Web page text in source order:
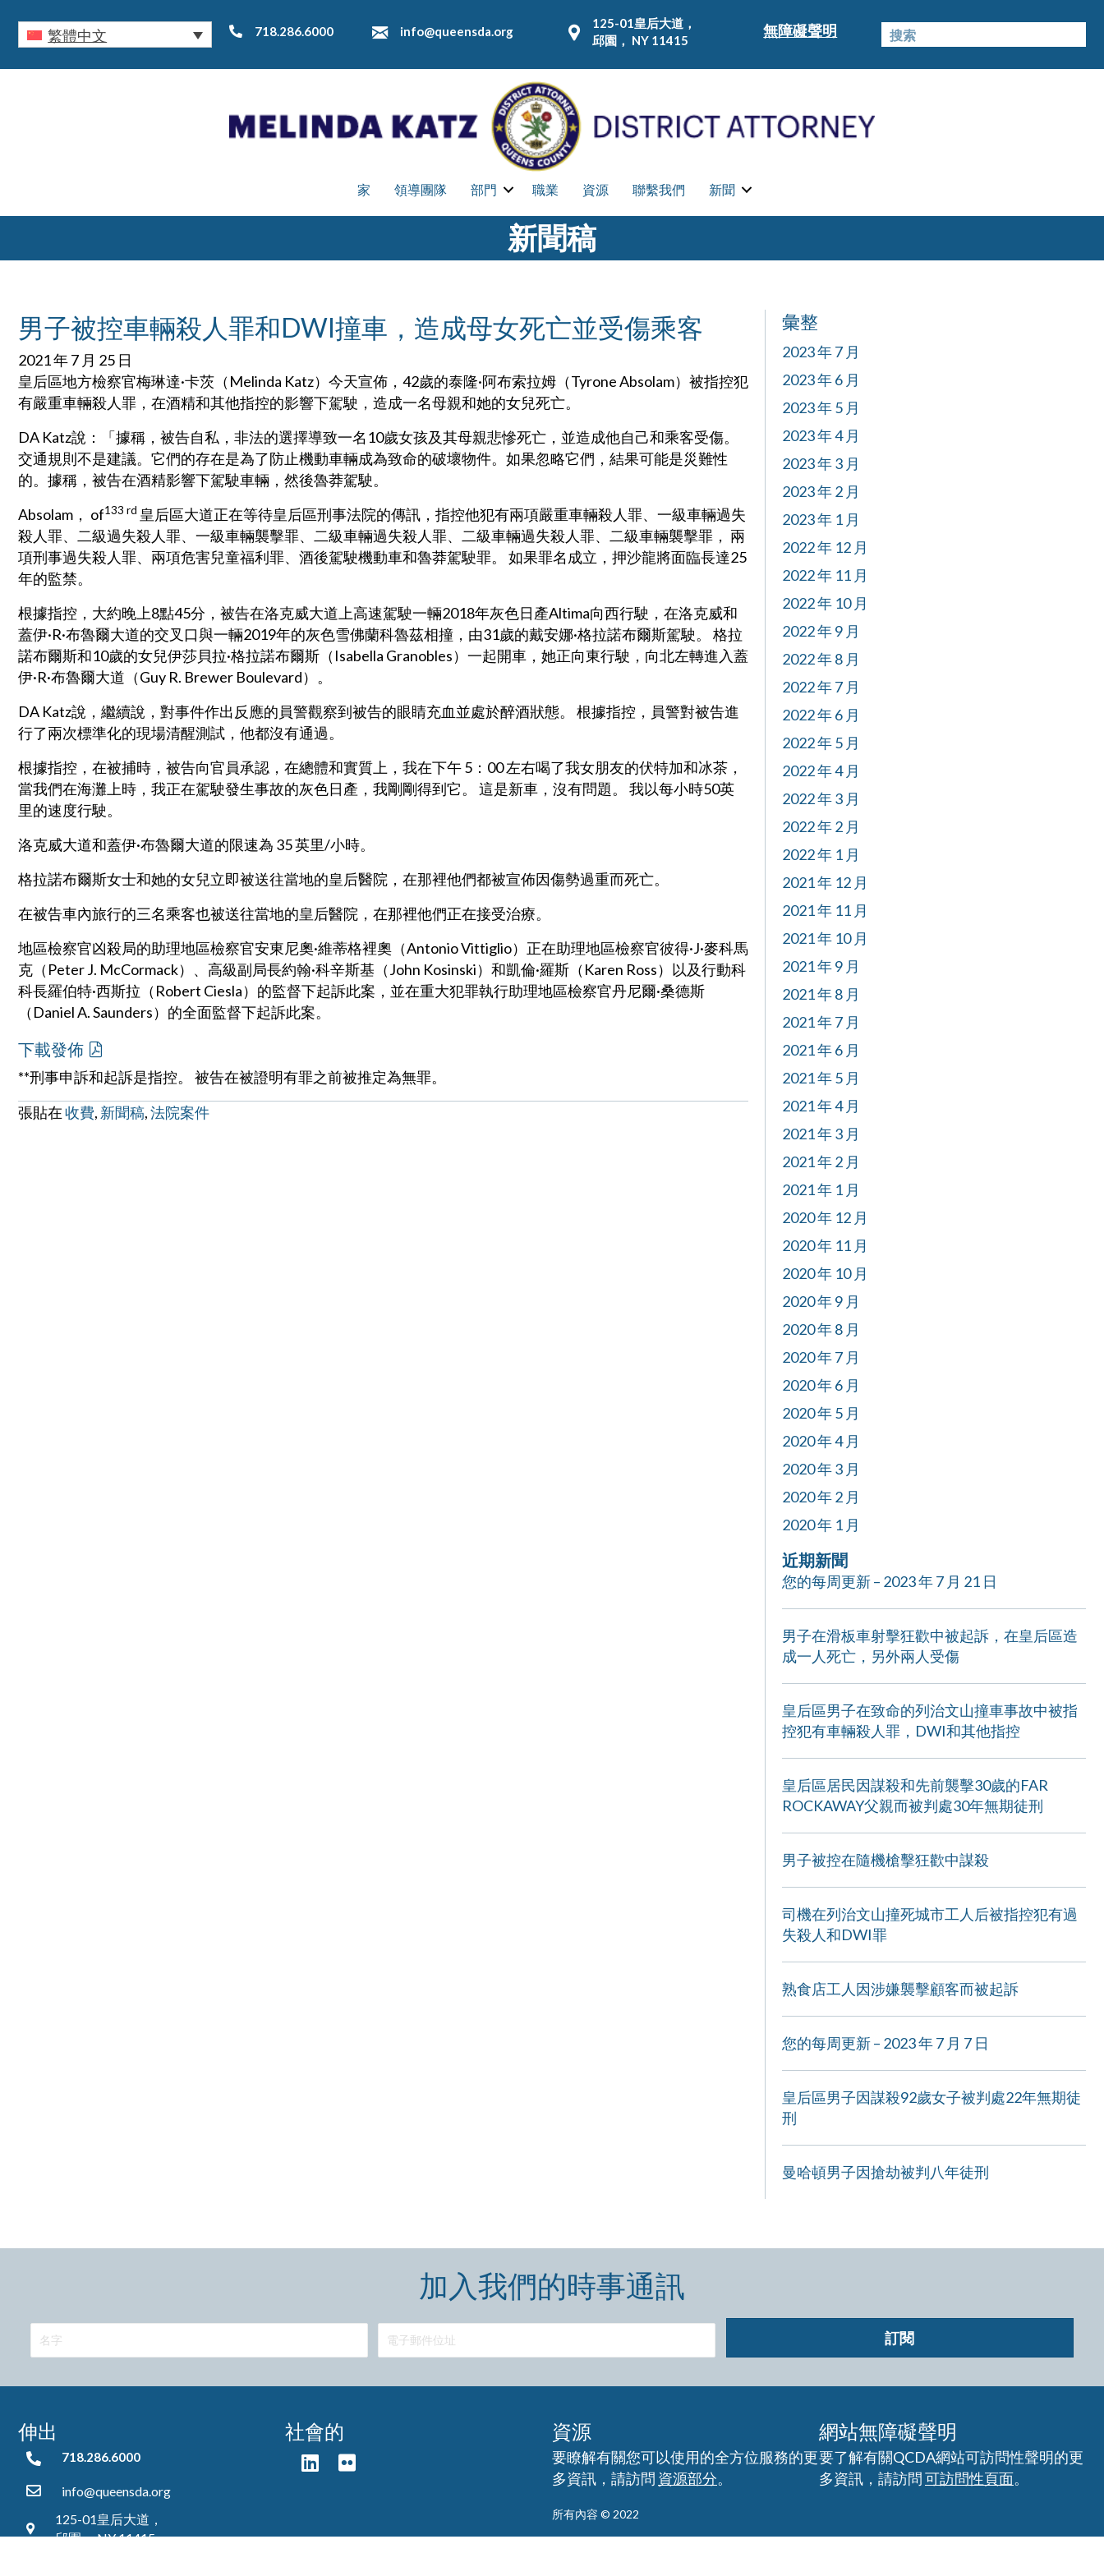
繁體中文 718.286.6000 info@queensda.org
125-01皇后大道，
邱園， NY 11415
無障礙聲明
家 領導團隊 部門 職業 資源 聯繫我們 新聞
新聞稿
男子被控車輛殺人罪和DWI撞車，造成母女死亡並受傷乘客
2021 年 7 月 25 日
皇后區地方檢察官梅琳達·卡茨（Melinda Katz）今天宣佈，42歲的泰隆·阿布索拉姆（Tyrone Absolam）被指控犯
有嚴重車輛殺人罪，在酒精和其他指控的影響下駕駛，造成一名母親和她的女兒死亡。
DA Katz說：「據稱，被告自私，非法的選擇導致一名10歲女孩及其母親悲慘死亡，並造成他自己和乘客受傷。
交通規則不是建議。它們的存在是為了防止機動車輛成為致命的破壞物件。如果忽略它們，結果可能是災難性
的。據稱，被告在酒精影響下駕駛車輛，然後魯莽駕駛。
Absolam， of133 rd 皇后區大道正在等待皇后區刑事法院的傳訊，指控他犯有兩項嚴重車輛殺人罪、一級車輛過失
殺人罪、二級過失殺人罪、一級車輛襲擊罪、二級車輛過失殺人罪、二級車輛過失殺人罪、二級車輛襲擊罪， 兩
項刑事過失殺人罪、兩項危害兒童福利罪、酒後駕駛機動車和魯莽駕駛罪。 如果罪名成立，押沙龍將面臨長達25
年的監禁。
根據指控，大約晚上8點45分，被告在洛克威大道上高速駕駛一輛2018年灰色日產Altima向西行駛，在洛克威和
蓋伊·R·布魯爾大道的交叉口與一輛2019年的灰色雪佛蘭科魯茲相撞，由31歲的戴安娜·格拉諾布爾斯駕駛。 格拉
諾布爾斯和10歲的女兒伊莎貝拉·格拉諾布爾斯（Isabella Granobles）一起開車，她正向東行駛，向北左轉進入蓋
伊·R·布魯爾大道（Guy R. Brewer Boulevard）。
DA Katz說，繼續說，對事件作出反應的員警觀察到被告的眼睛充血並處於醉酒狀態。 根據指控，員警對被告進
行了兩次標準化的現場清醒測試，他都沒有通過。
根據指控，在被捕時，被告向官員承認，在總體和實質上，我在下午 5：00 左右喝了我女朋友的伏特加和冰茶，
當我們在海灘上時，我正在駕駛發生事故的灰色日產，我剛剛得到它。 這是新車，沒有問題。 我以每小時50英
里的速度行駛。
洛克威大道和蓋伊·布魯爾大道的限速為 35 英里/小時。
格拉諾布爾斯女士和她的女兒立即被送往當地的皇后醫院，在那裡他們都被宣佈因傷勢過重而死亡。
在被告車內旅行的三名乘客也被送往當地的皇后醫院，在那裡他們正在接受治療。
地區檢察官凶殺局的助理地區檢察官安東尼奧·維蒂格裡奧（Antonio Vittiglio）正在助理地區檢察官彼得·J·麥科馬
克（Peter J. McCormack）、高級副局長約翰·科辛斯基（John Kosinski）和凱倫·羅斯（Karen Ross）以及行動科
科長羅伯特·西斯拉（Robert Ciesla）的監督下起訴此案，並在重大犯罪執行助理地區檢察官丹尼爾·桑德斯
（Daniel A. Saunders）的全面監督下起訴此案。
下載發佈
**刑事申訴和起訴是指控。 被告在被證明有罪之前被推定為無罪。
張貼在收費, 新聞稿,法院案件
彙整
2023 年 7 月
2023 年 6 月
2023 年 5 月
2023 年 4 月
2023 年 3 月
2023 年 2 月
2023 年 1 月
2022 年 12 月
2022 年 11 月
2022 年 10 月
2022 年 9 月
2022 年 8 月
2022 年 7 月
2022 年 6 月
2022 年 5 月
2022 年 4 月
2022 年 3 月
2022 年 2 月
2022 年 1 月
2021 年 12 月
2021 年 11 月
2021 年 10 月
2021 年 9 月
2021 年 8 月
2021 年 7 月
2021 年 6 月
2021 年 5 月
2021 年 4 月
2021 年 3 月
2021 年 2 月
2021 年 1 月
2020 年 12 月
2020 年 11 月
2020 年 10 月
2020 年 9 月
2020 年 8 月
2020 年 7 月
2020 年 6 月
2020 年 5 月
2020 年 4 月
2020 年 3 月
2020 年 2 月
2020 年 1 月
近期新聞
您的每周更新 – 2023 年 7 月 21 日
男子在滑板車射擊狂歡中被起訴，在皇后區造
成一人死亡，另外兩人受傷
皇后區男子在致命的列治文山撞車事故中被指
控犯有車輛殺人罪，DWI和其他指控
皇后區居民因謀殺和先前襲擊30歲的FAR
ROCKAWAY父親而被判處30年無期徒刑
男子被控在隨機槍擊狂歡中謀殺
司機在列治文山撞死城市工人后被指控犯有過
失殺人和DWI罪
熟食店工人因涉嫌襲擊顧客而被起訴
您的每周更新 – 2023 年 7 月 7 日
皇后區男子因謀殺92歲女子被判處22年無期徒
刑
曼哈頓男子因搶劫被判八年徒刑
加入我們的時事通訊
訂閱
伸出
718.286.6000
718.286.6000
info@queensda.org
125-01皇后大道，
邱園， NY 11415
社會的 資源
要瞭解有關您可以使用的全方位服務的更
多資訊，請訪問 資源部分。
所有內容 © 2022
網站無障礙聲明
要了解有關QCDA網站可訪問性聲明的更
多資訊，請訪問可訪問性頁面。